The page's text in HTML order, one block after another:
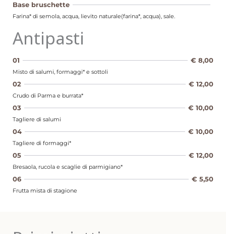
Base bruschette
Farina* di semola, acqua, lievito naturale(farina*, acqua), sale.
Antipasti
01 € 8,00
Misto di salumi, formaggi* e sottoli
02 € 12,00
Crudo di Parma e burrata*
03 € 10,00
Tagliere di salumi
04 € 10,00
Tagliere di formaggi*
05 € 12,00
Bresaola, rucola e scaglie di parmigiano*
06 € 5,50
Frutta mista di stagione